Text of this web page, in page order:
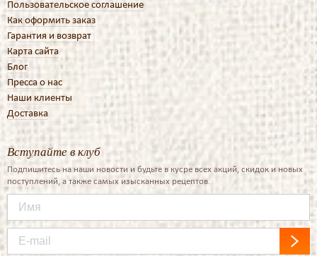
Пользовательское соглашение
Как оформить заказ
Гарантия и возврат
Карта сайта
Блог
Пресса о нас
Наши клиенты
Доставка
Вступайте в клуб
Подпишитесь на наши новости и будьте в кусре всех акций, скидок и новых
поступлений, а также самых изысканных рецептов.